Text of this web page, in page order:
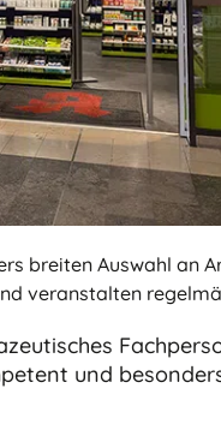
breiten Auswahl
veranstalten
und